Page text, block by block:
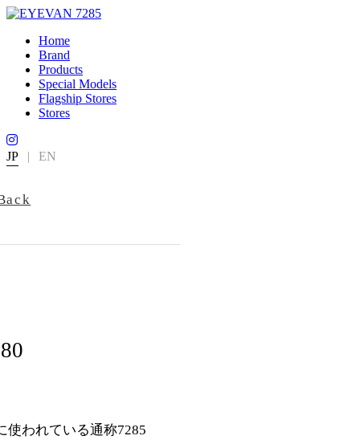
Home
Brand
Products
Special Models
Flagship Stores
Stores
JP | EN
使われている通称7285